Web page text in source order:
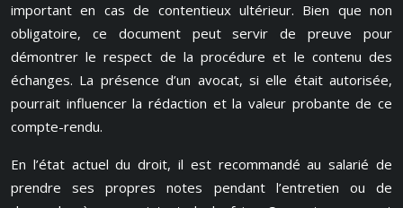
important en cas de contentieux ultérieur. Bien que non
obligatoire, ce document peut servir de preuve pour
démontrer le respect de la procédure et le contenu des
échanges. La présence d’un avocat, si elle était autorisée,
pourrait influencer la rédaction et la valeur probante de ce
compte-rendu.
En l’état actuel du droit, il est recommandé au salarié de
prendre ses propres notes pendant l’entretien ou de